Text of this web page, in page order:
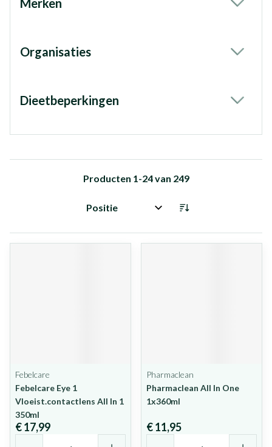
Merken
Organisaties
Dieetbeperkingen
Producten 1-24van 249
Sorteer op:
Febelcare
Febelcare Eye 1
Vloeist.contactlens All In 1
350ml
€ 17,99
Pharmaclean
Pharmaclean All In One
1x360ml
€ 11,95